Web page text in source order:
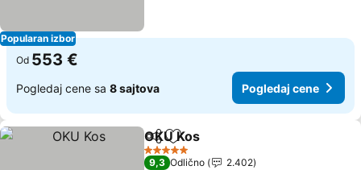
Popularan izbor
Od 553 €
Pogledaj cene sa 8 sajtova Pogledaj cene
Deli Dodati u favorite
OKU Kos
5 Zvezdice
9,3 Odlično
2.402